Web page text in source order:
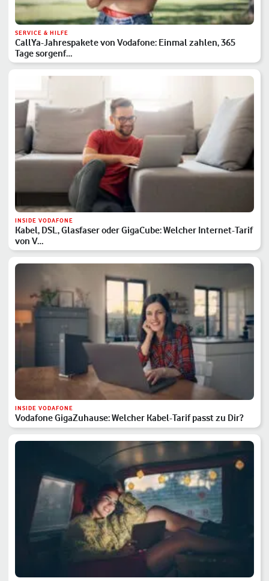
SERVICE & HILFE
CallYa-Jahrespakete von Vodafone: Einmal zahlen, 365
Tage sorgenf…
INSIDE VODAFONE
Kabel, DSL, Glasfaser oder GigaCube: Welcher Internet-Tarif
von V…
INSIDE VODAFONE
Vodafone GigaZuhause: Welcher Kabel-Tarif passt zu Dir?